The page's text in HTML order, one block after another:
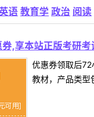
语 教育学 政治 阅读
,享本站正版考研考
优惠券领取后
教材，产品类型